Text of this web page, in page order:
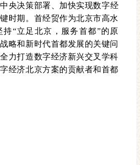
央决策部署、加快实现数字经
时期。首经贸作为北京市高水
“立足北京，服务首都”的原
略和新时代首都发展的关键问
力打造数字经济新兴交叉学科
经济北京方案的贡献者和首都